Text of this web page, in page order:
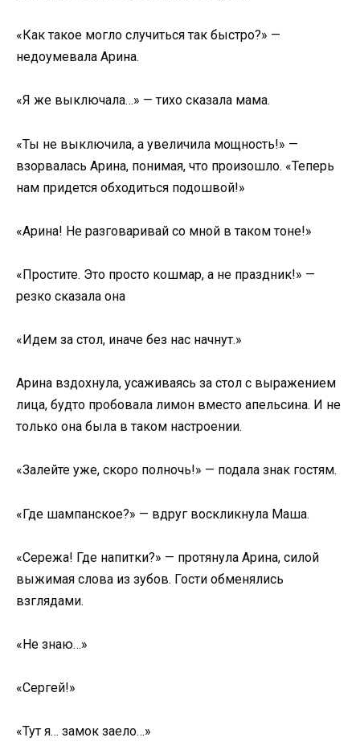
«Как такое могло случиться так быстро?» —
недоумевала Арина.
«Я же выключала…» — тихо сказала мама.
«Ты не выключила, а увеличила мощность!» —
взорвалась Арина, понимая, что произошло. «Теперь
нам придется обходиться подошвой!»
«Арина! Не разговаривай со мной в таком тоне!»
«Простите. Это просто кошмар, а не праздник!» —
резко сказала она
«Идем за стол, иначе без нас начнут.»
Арина вздохнула, усаживаясь за стол с выражением
лица, будто пробовала лимон вместо апельсина. И не
только она была в таком настроении.
«Залейте уже, скоро полночь!» — подала знак гостям.
«Где шампанское?» — вдруг воскликнула Маша.
«Сережа! Где напитки?» — протянула Арина, силой
выжимая слова из зубов. Гости обменялись
взглядами.
«Не знаю…»
«Сергей!»
«Тут я… замок заело…»